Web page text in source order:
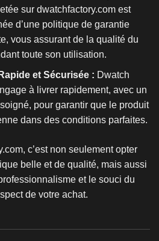
sur dwatchfactory.com est
d’une politique de garantie
vous assurant de la qualité du
toute son utilisation.
et Sécurisée : Dwatch
à livrer rapidement, avec un
pour garantir que le produit
dans des conditions parfaites.
c’est non seulement opter
belle et de qualité, mais aussi
et le souci du
de votre achat.